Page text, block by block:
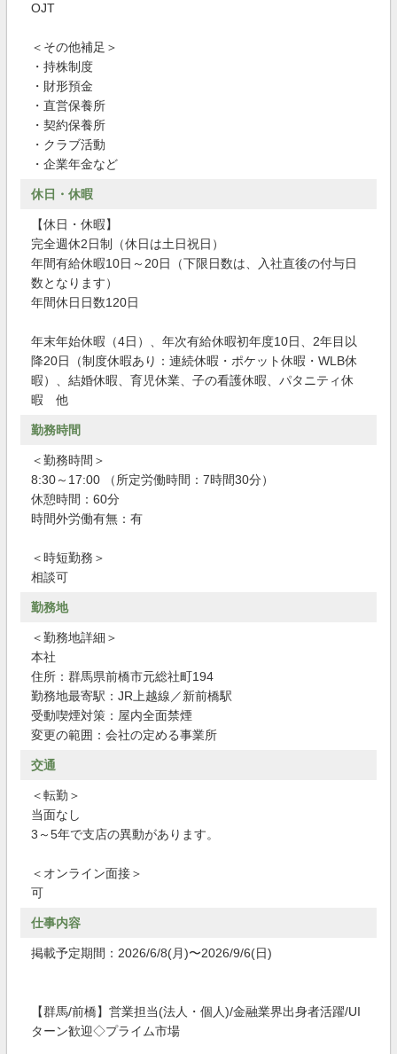
OJT
＜その他補足＞
・持株制度
・財形預金
・直営保養所
・契約保養所
・クラブ活動
・企業年金など
休日・休暇
【休日・休暇】
完全週休2日制（休日は土日祝日）
年間有給休暇10日～20日（下限日数は、入社直後の付与日
数となります）
年間休日日数120日
年末年始休暇（4日）、年次有給休暇初年度10日、2年目以
降20日（制度休暇あり：連続休暇・ポケット休暇・WLB休
暇）、結婚休暇、育児休業、子の看護休暇、パタニティ休
暇 他
勤務時間
＜勤務時間＞
8:30～17:00 （所定労働時間：7時間30分）
休憩時間：60分
時間外労働有無：有
＜時短勤務＞
相談可
勤務地
＜勤務地詳細＞
本社
住所：群馬県前橋市元総社町194
勤務地最寄駅：JR上越線／新前橋駅
受動喫煙対策：屋内全面禁煙
変更の範囲：会社の定める事業所
交通
＜転勤＞
当面なし
3～5年で支店の異動があります。
＜オンライン面接＞
可
仕事内容
掲載予定期間：2026/6/8(月)〜2026/9/6(日)
【群馬/前橋】営業担当(法人・個人)/金融業界出身者活躍/UI
ターン歓迎◇プライム市場